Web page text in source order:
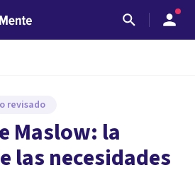
revisado
Maslow: la
las necesidades